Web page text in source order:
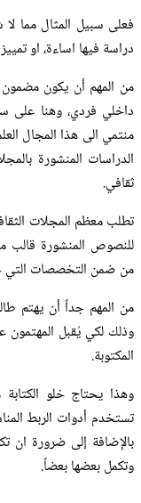
فعلى سبيل المثال مما
دراسة فيها اساءة، او
من المهم أن يكون
داخلي فردي، وهنا على
منتمي الى هذا المجال
الدراسات المنشورة
ثقافي.
تطلب معظم المجلات
للنصوص المنشورة
من ضمن التخصصات التي
من المهم جداً أن يهتم
وذلك لكي يُقبل المهتمون
المكتوبة.
وهذا يحتاج خلو الكتابة
تستخدم أدوات الربط
بالإضافة إلى ضرورة ان
وتكمل بعضها بعضاً.